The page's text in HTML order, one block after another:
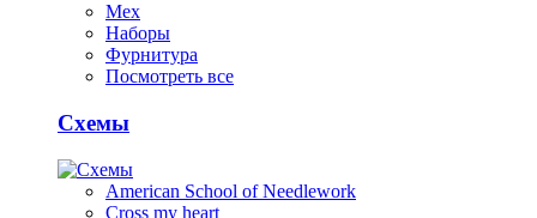
Мех
Наборы
Фурнитура
Посмотреть все
Схемы
American School of Needlework
Cross my heart